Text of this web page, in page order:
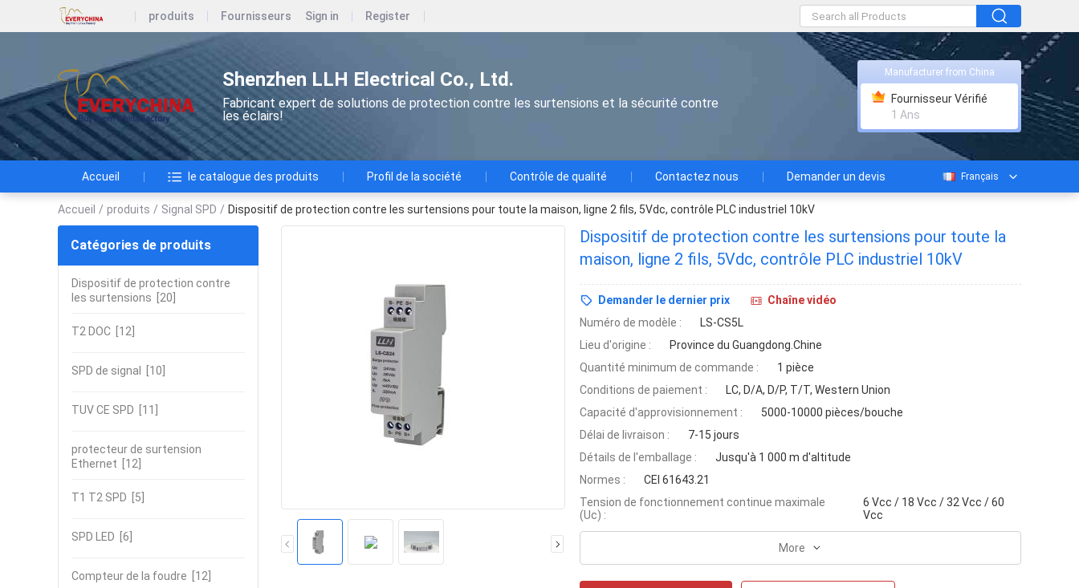
produits Fournisseurs Sign in Register
Shenzhen LLH Electrical Co., Ltd.
Fabricant expert de solutions de protection contre les surtensions et la sécurité contre
les éclairs!
Manufacturer from China
Fournisseur Vérifié
1 Ans
Accueil le catalogue des produits Profil de la société Contrôle de qualité Contactez nous Demander un devis Français
Accueil / produits / Signal SPD / Dispositif de protection contre les surtensions pour toute la maison, ligne 2 fils, 5Vdc, contrôle PLC industriel 10kV
Catégories de produits
Dispositif de protection contre
les surtensions [20]
T2 DOC [12]
SPD de signal [10]
TUV CE SPD [11]
protecteur de surtension
Ethernet [12]
T1 T2 SPD [5]
SPD LED [6]
Compteur de la foudre [12]
Dispositif de protection contre les surtensions pour toute la
maison, ligne 2 fils, 5Vdc, contrôle PLC industriel 10kV
Demander le dernier prix
Chaîne vidéo
Numéro de modèle :
LS-CS5L
Lieu d'origine :
Province du Guangdong.Chine
Quantité minimum de commande :
1 pièce
Conditions de paiement :
LC, D/A, D/P, T/T, Western Union
Capacité d'approvisionnement :
5000-10000 pièces/bouche
Délai de livraison :
7-15 jours
Détails de l'emballage :
Jusqu'à 1 000 m d'altitude
Normes :
CEI 61643.21
Tension de fonctionnement continue maximale
(Uc) :
6 Vcc / 18 Vcc / 32 Vcc / 60
Vcc
More